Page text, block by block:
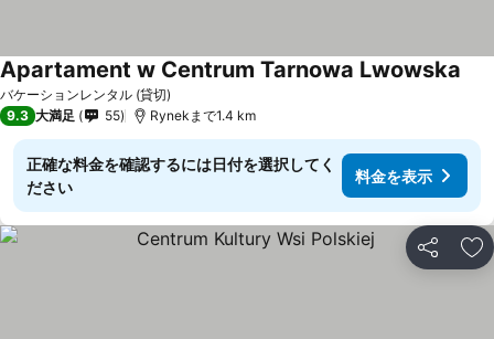
バケーションレンタル (貸切)
Apartament w Centrum Tarnowa Lwowska
9.3 大満足 55 Rynekまで1.4 km
正確な料金を確認するには日付を選択してく
ださい
料金を表示
シェア お